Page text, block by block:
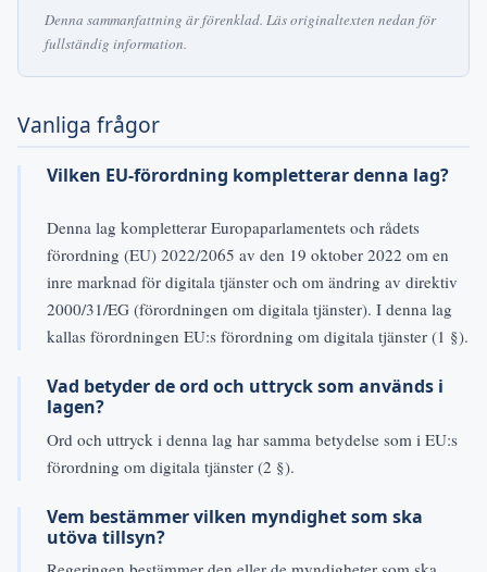
Denna sammanfattning är förenklad. Läs originaltexten nedan för
fullständig information.
Vanliga frågor
Vilken EU-förordning kompletterar denna lag?
Denna lag kompletterar Europaparlamentets och rådets
förordning (EU) 2022/2065 av den 19 oktober 2022 om en
inre marknad för digitala tjänster och om ändring av direktiv
2000/31/EG (förordningen om digitala tjänster). I denna lag
kallas förordningen EU:s förordning om digitala tjänster (1 §).
Vad betyder de ord och uttryck som används i
lagen?
Ord och uttryck i denna lag har samma betydelse som i EU:s
förordning om digitala tjänster (2 §).
Vem bestämmer vilken myndighet som ska
utöva tillsyn?